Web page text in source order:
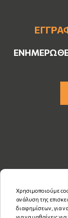
Χρησιμοποιούμε
ανάλυση της
διαφημίσεων, για